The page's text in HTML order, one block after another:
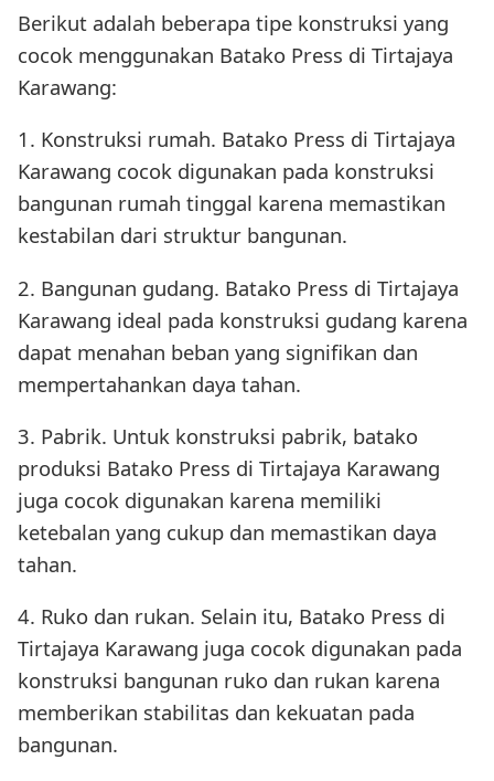
Berikut adalah beberapa tipe konstruksi yang
cocok menggunakan Batako Press di Tirtajaya
Karawang:
1. Konstruksi rumah. Batako Press di Tirtajaya
Karawang cocok digunakan pada konstruksi
bangunan rumah tinggal karena memastikan
kestabilan dari struktur bangunan.
2. Bangunan gudang. Batako Press di Tirtajaya
Karawang ideal pada konstruksi gudang karena
dapat menahan beban yang signifikan dan
mempertahankan daya tahan.
3. Pabrik. Untuk konstruksi pabrik, batako
produksi Batako Press di Tirtajaya Karawang
juga cocok digunakan karena memiliki
ketebalan yang cukup dan memastikan daya
tahan.
4. Ruko dan rukan. Selain itu, Batako Press di
Tirtajaya Karawang juga cocok digunakan pada
konstruksi bangunan ruko dan rukan karena
memberikan stabilitas dan kekuatan pada
bangunan.